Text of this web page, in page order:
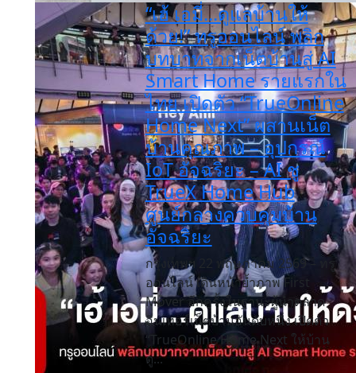
“เฮ้ เอมี่...ดูแลบ้านให้
ด้วย!” ทรูออนไลน์ พลิก
บทบาทจากเน็ตบ้านสู่ AI
Smart Home รายแรกใน
ไทย เปิดตัว “TrueOnline
Home Next” ผสานเน็ต
บ้านคุณภาพ – อุปกรณ์
IoT อัจฉริยะ – AI ชู
TrueX Home Hub
ศูนย์กลางควบคุมบ้าน
อัจฉริยะ
กรุงเทพฯ 22 พฤษภาคม 2569 – ทรู
ออนไลน์ เดินหน้าย้ำภาพ First
Mover อีกครั้งในฐานะผู้นำตลาด
อินเทอร์เน็ตบ้านอันดับหนึ่ง เปิดตัว
“TrueOnline Home Next ให้บ้าน
ดู...